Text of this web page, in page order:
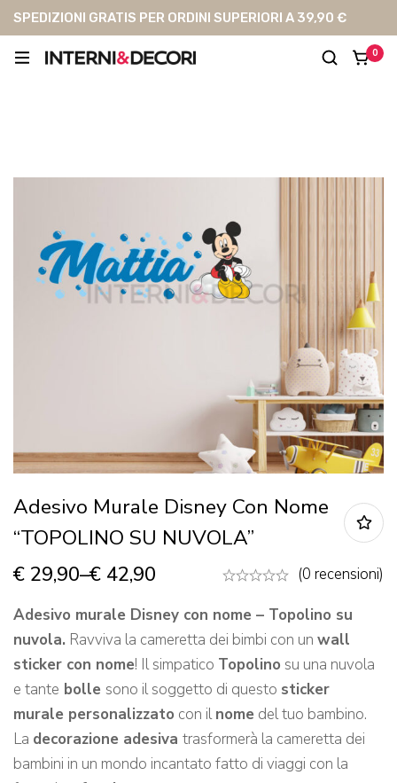
SPEDIZIONI GRATIS PER ORDINI SUPERIORI A 39,90 €
0
Adesivo Murale Disney Con Nome
“TOPOLINO SU NUVOLA”
€ 29,90–€ 42,90
(0 recensioni)
Adesivo murale Disney con nome – Topolino su
nuvola. Ravviva la cameretta dei bimbi con un wall
sticker con nome! Il simpatico Topolino su una nuvola
e tante bolle sono il soggetto di questo sticker
murale personalizzato con ilnome del tuo bambino.
La decorazione adesiva trasformerà la cameretta dei
bambini in un mondo incantato fatto di viaggi con la